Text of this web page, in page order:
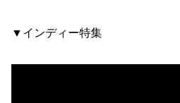
▼インディー特集